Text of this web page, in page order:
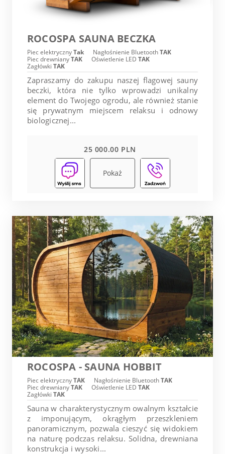
ROCOSPA SAUNA BECZKA
Piec elektrycznyTak Nagłośnienie BluetoothTAK
Piec drewnianyTAK Oświetlenie LED TAK
Zagłówki TAK
Zapraszamy do zakupu naszej flagowej sauny
beczki, która nie tylko wprowadzi unikalny
element do Twojego ogrodu, ale również stanie
się prywatnym miejscem relaksu i odnowy
biologicznej...
25 000.00 PLN
Pokaż
ROCOSPA - SAUNA HOBBIT
Piec elektrycznyTAK Nagłośnienie BluetoothTAK
Piec drewnianyTAK Oświetlenie LED TAK
Zagłówki TAK
Sauna w charakterystycznym owalnym kształcie
z imponującym, okrągłym przeszkleniem
panoramicznym, pozwala cieszyć się widokiem
na naturę podczas relaksu. Solidna, drewniana
konstrukcja i wysoki...